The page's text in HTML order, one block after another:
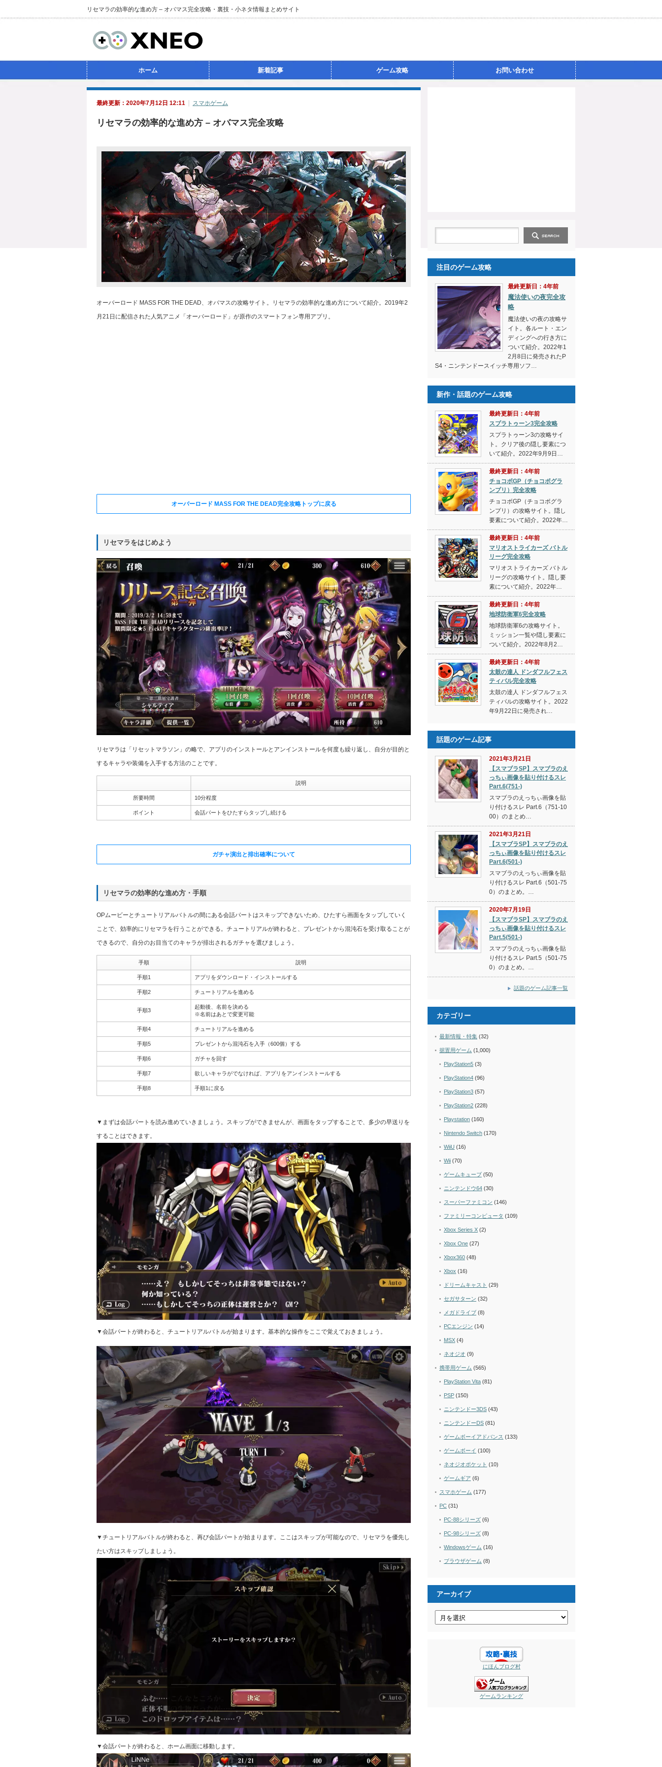
リセマラの効率的な進め方 – オバマス完全攻略・裏技・小ネタ情報まとめサイト
ホーム 新着記事 ゲーム攻略 お問い合わせ
最終更新：2020年7月12日 12:11 スマホゲーム
リセマラの効率的な進め方 – オバマス完全攻略
オーバーロード MASS FOR THE DEAD、オバマスの攻略サイト。リセマラの効率的な進め方について紹介。2019年2
月21日に配信された人気アニメ「オーバーロード」が原作のスマートフォン専用アプリ。
オーバーロード MASS FOR THE DEAD完全攻略トップに戻る
リセマラをはじめよう
リセマラは「リセットマラソン」の略で、アプリのインストールとアンインストールを何度も繰り返し、自分が目的と
するキャラや装備を入手する方法のことです。
説明
所要時間 10分程度
ポイント 会話パートをひたすらタップし続ける
ガチャ演出と排出確率について
リセマラの効率的な進め方・手順
OPムービーとチュートリアルバトルの間にある会話パートはスキップできないため、ひたすら画面をタップしていく
ことで、効率的にリセマラを行うことができる。チュートリアルが終わると、プレゼントから混沌石を受け取ることが
できるので、自分のお目当てのキャラが排出されるガチャを選びましょう。
手順 説明
手順1 アプリをダウンロード・インストールする
手順2 チュートリアルを進める
手順3
起動後、名前を決める
※名前はあとで変更可能
手順4 チュートリアルを進める
手順5 プレゼントから混沌石を入手（600個）する
手順6 ガチャを回す
手順7 欲しいキャラがでなければ、アプリをアンインストールする
手順8 手順1に戻る
▼まずは会話パートを読み進めていきましょう。スキップができませんが、画面をタップすることで、多少の早送りを
することはできます。
▼会話パートが終わると、チュートリアルバトルが始まります。基本的な操作をここで覚えておきましょう。
▼チュートリアルバトルが終わると、再び会話パートが始まります。ここはスキップが可能なので、リセマラを優先し
たい方はスキップしましょう。
▼会話パートが終わると、ホーム画面に移動します。
注目のゲーム攻略
最終更新日：4年前
魔法使いの夜完全攻
略
魔法使いの夜の攻略サ
イト。各ルート・エン
ディングへの行き方に
ついて紹介。2022年1
2月8日に発売されたP
S4・ニンテンドースイッチ専用ソフ…
新作・話題のゲーム攻略
最終更新日：4年前
スプラトゥーン3完全攻略
スプラトゥーン3の攻略サイ
ト。クリア後の隠し要素につ
いて紹介。2022年9月9日…
最終更新日：4年前
チョコボGP（チョコボグラ
ンプリ）完全攻略
チョコボGP（チョコボグラ
ンプリ）の攻略サイト。隠し
要素について紹介。2022年…
最終更新日：4年前
マリオストライカーズ バトル
リーグ完全攻略
マリオストライカーズ バトル
リーグの攻略サイト。隠し要
素について紹介。2022年…
最終更新日：4年前
地球防衛軍6完全攻略
地球防衛軍6の攻略サイト。
ミッション一覧や隠し要素に
ついて紹介。2022年8月2…
最終更新日：4年前
太鼓の達人 ドンダフルフェス
ティバル完全攻略
太鼓の達人 ドンダフルフェス
ティバルの攻略サイト。2022
年9月22日に発売され…
話題のゲーム記事
2021年3月21日
【スマブラSP】スマブラのえ
っちぃ画像を貼り付けるスレ
Part.6(751-)
スマブラのえっちぃ画像を貼
り付けるスレ Part.6（751-10
00）のまとめ…
2021年3月21日
【スマブラSP】スマブラのえ
っちぃ画像を貼り付けるスレ
Part.6(501-)
スマブラのえっちぃ画像を貼
り付けるスレ Part.6（501-75
0）のまとめ。…
2020年7月19日
【スマブラSP】スマブラのえ
っちぃ画像を貼り付けるスレ
Part.5(501-)
スマブラのえっちぃ画像を貼
り付けるスレ Part.5（501-75
0）のまとめ。…
話題のゲーム記事一覧
カテゴリー
最新情報・特集 (32)
据置用ゲーム (1,000)
PlayStation5 (3)
PlayStation4 (96)
PlayStation3 (57)
PlayStation2 (228)
Playstation (160)
Nintendo Switch (170)
WiiU (16)
Wii (70)
ゲームキューブ (50)
ニンテンドウ64 (30)
スーパーファミコン (146)
ファミリーコンピュータ (109)
Xbox Series X (2)
Xbox One (27)
Xbox360 (48)
Xbox (16)
ドリームキャスト (29)
セガサターン (32)
メガドライブ (8)
PCエンジン (14)
MSX (4)
ネオジオ (9)
携帯用ゲーム (565)
PlayStation Vita (81)
PSP (150)
ニンテンドー3DS (43)
ニンテンドーDS (81)
ゲームボーイアドバンス (133)
ゲームボーイ (100)
ネオジオポケット (10)
ゲームギア (6)
スマホゲーム (177)
PC (31)
PC-88シリーズ (6)
PC-98シリーズ (8)
Windowsゲーム (16)
ブラウザゲーム (8)
アーカイブ
にほんブログ村
ゲームランキング